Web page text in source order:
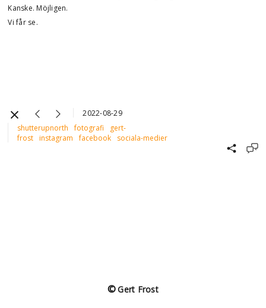
Kanske. Möjligen.
Vi får se.
2022-08-29
shutterupnorth
fotografi
gert-
frost
instagram facebook sociala-medier
©Gert Frost